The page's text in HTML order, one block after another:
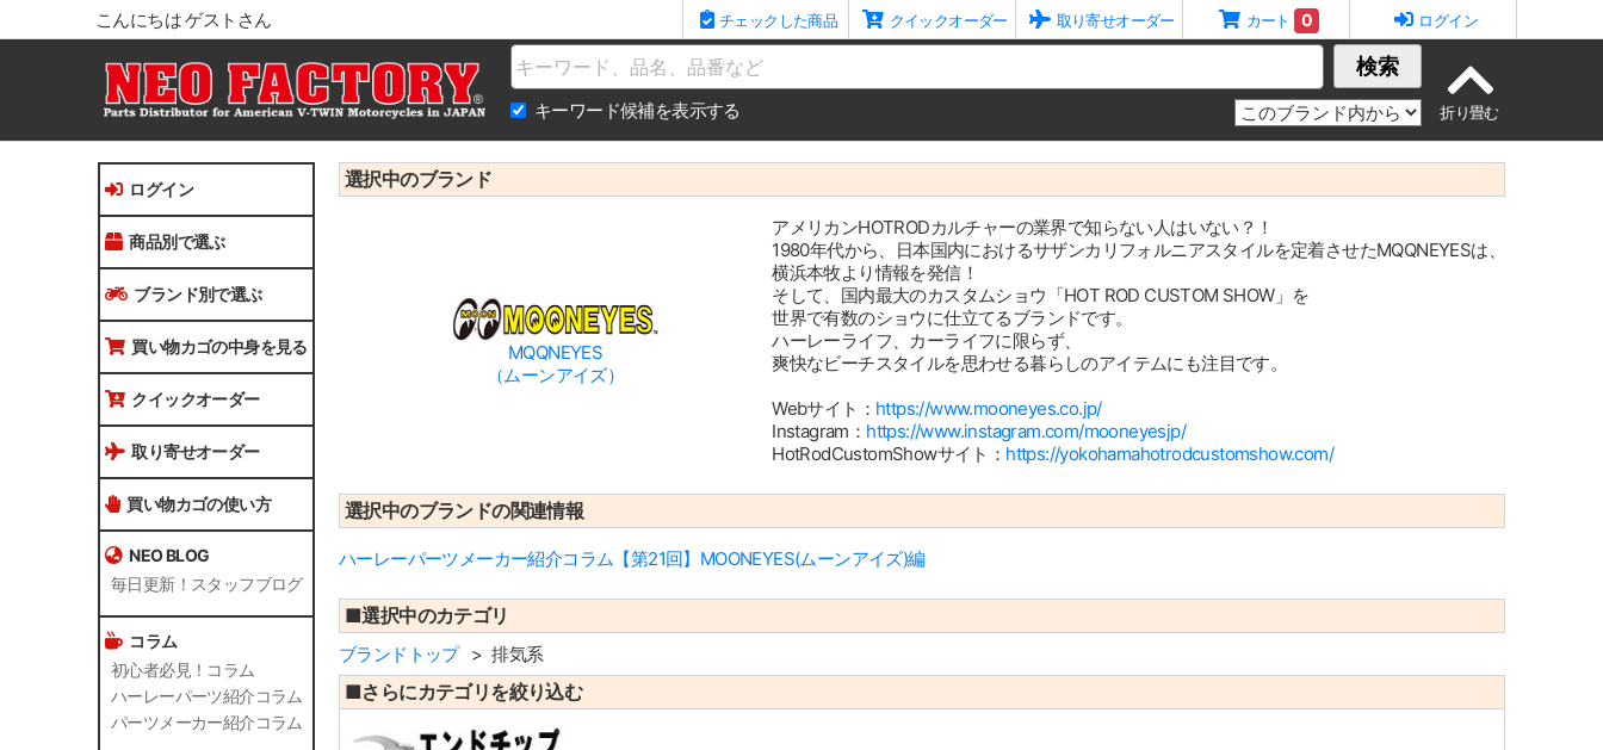
こんにちは ゲストさん チェックした商品 クイックオーダー 取り寄せオーダー カート 0 ログイン
Name 検索
キーワード候補を表示する
ログイン
商品別で選ぶ
ブランド別で選ぶ
買い物カゴの中身を見る
クイックオーダー
取り寄せオーダー
買い物カゴの使い方
NEO BLOG
毎日更新！スタッフブログ
コラム
初心者必見！コラム
ハーレーパーツ紹介コラム
パーツメーカー紹介コラム
選択中のブランド
MQQNEYES
（ムーンアイズ）
アメリカンHOTRODカルチャーの業界で知らない人はいない？！
1980年代から、日本国内におけるサザンカリフォルニアスタイルを定着させたMQQNEYESは、
横浜本牧より情報を発信！
そして、国内最大のカスタムショウ「HOT ROD CUSTOM SHOW」を
世界で有数のショウに仕立てるブランドです。
ハーレーライフ、カーライフに限らず、
爽快なビーチスタイルを思わせる暮らしのアイテムにも注目です。
Webサイト： https://www.mooneyes.co.jp/
Instagram： https://www.instagram.com/mooneyesjp/
HotRodCustomShowサイト： https://yokohamahotrodcustomshow.com/
選択中のブランドの関連情報
ハーレーパーツメーカー紹介コラム【第21回】MOONEYES(ムーンアイズ)編
■選択中のカテゴリ
ブランドトップ 排気系
■さらにカテゴリを絞り込む